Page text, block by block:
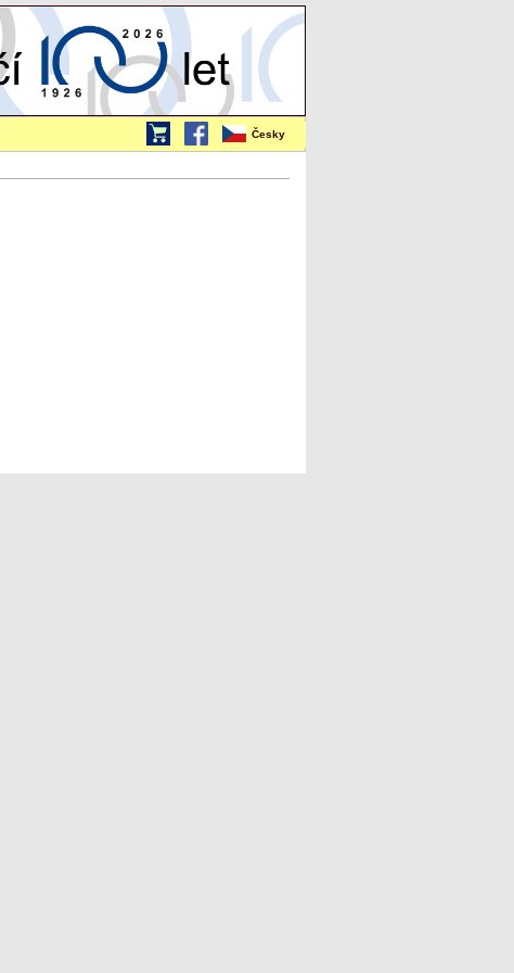
Česky